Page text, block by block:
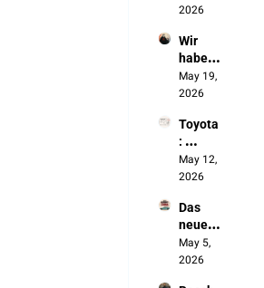
e, jetzt
autono
me
Fahren
2026
Wir
haben
die
Chines
ausges
perrt.
Jetzt
bauen
unsere
Autos
May 19,
2026
Toyota
:
„Wenn
sich
ändert,
werde
n wir
NICHT
May 12,
2026
Das
neue
Made
in
May 5,
2026